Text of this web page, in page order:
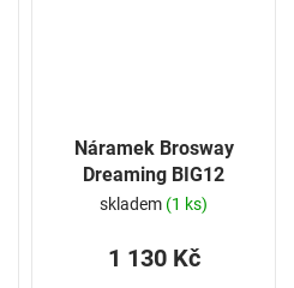
Náramek Brosway
Dreaming BIG12
skladem (1 ks)
1 130 Kč